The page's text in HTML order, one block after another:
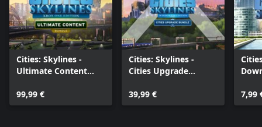
Cities: Skylines -
Ultimate Content
99,99 €
Cities: Skylines -
Cities Upgrade
39,99 €
7,99